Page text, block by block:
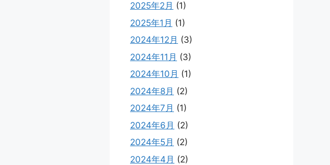
2025年2月 (1)
2025年1月 (1)
2024年12月 (3)
2024年11月 (3)
2024年10月 (1)
2024年8月 (2)
2024年7月 (1)
2024年6月 (2)
2024年5月 (2)
2024年4月 (2)